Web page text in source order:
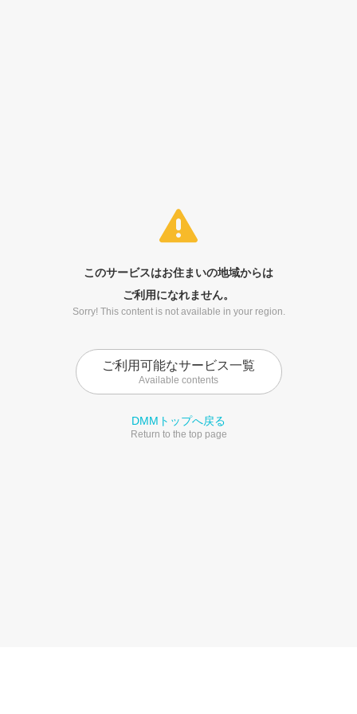
このサービスはお住まいの地域からは
ご利用になれません。
Sorry! This content is not available in your region.
ご利用可能なサービス一覧
Available contents
DMMトップへ戻る
Return to the top page